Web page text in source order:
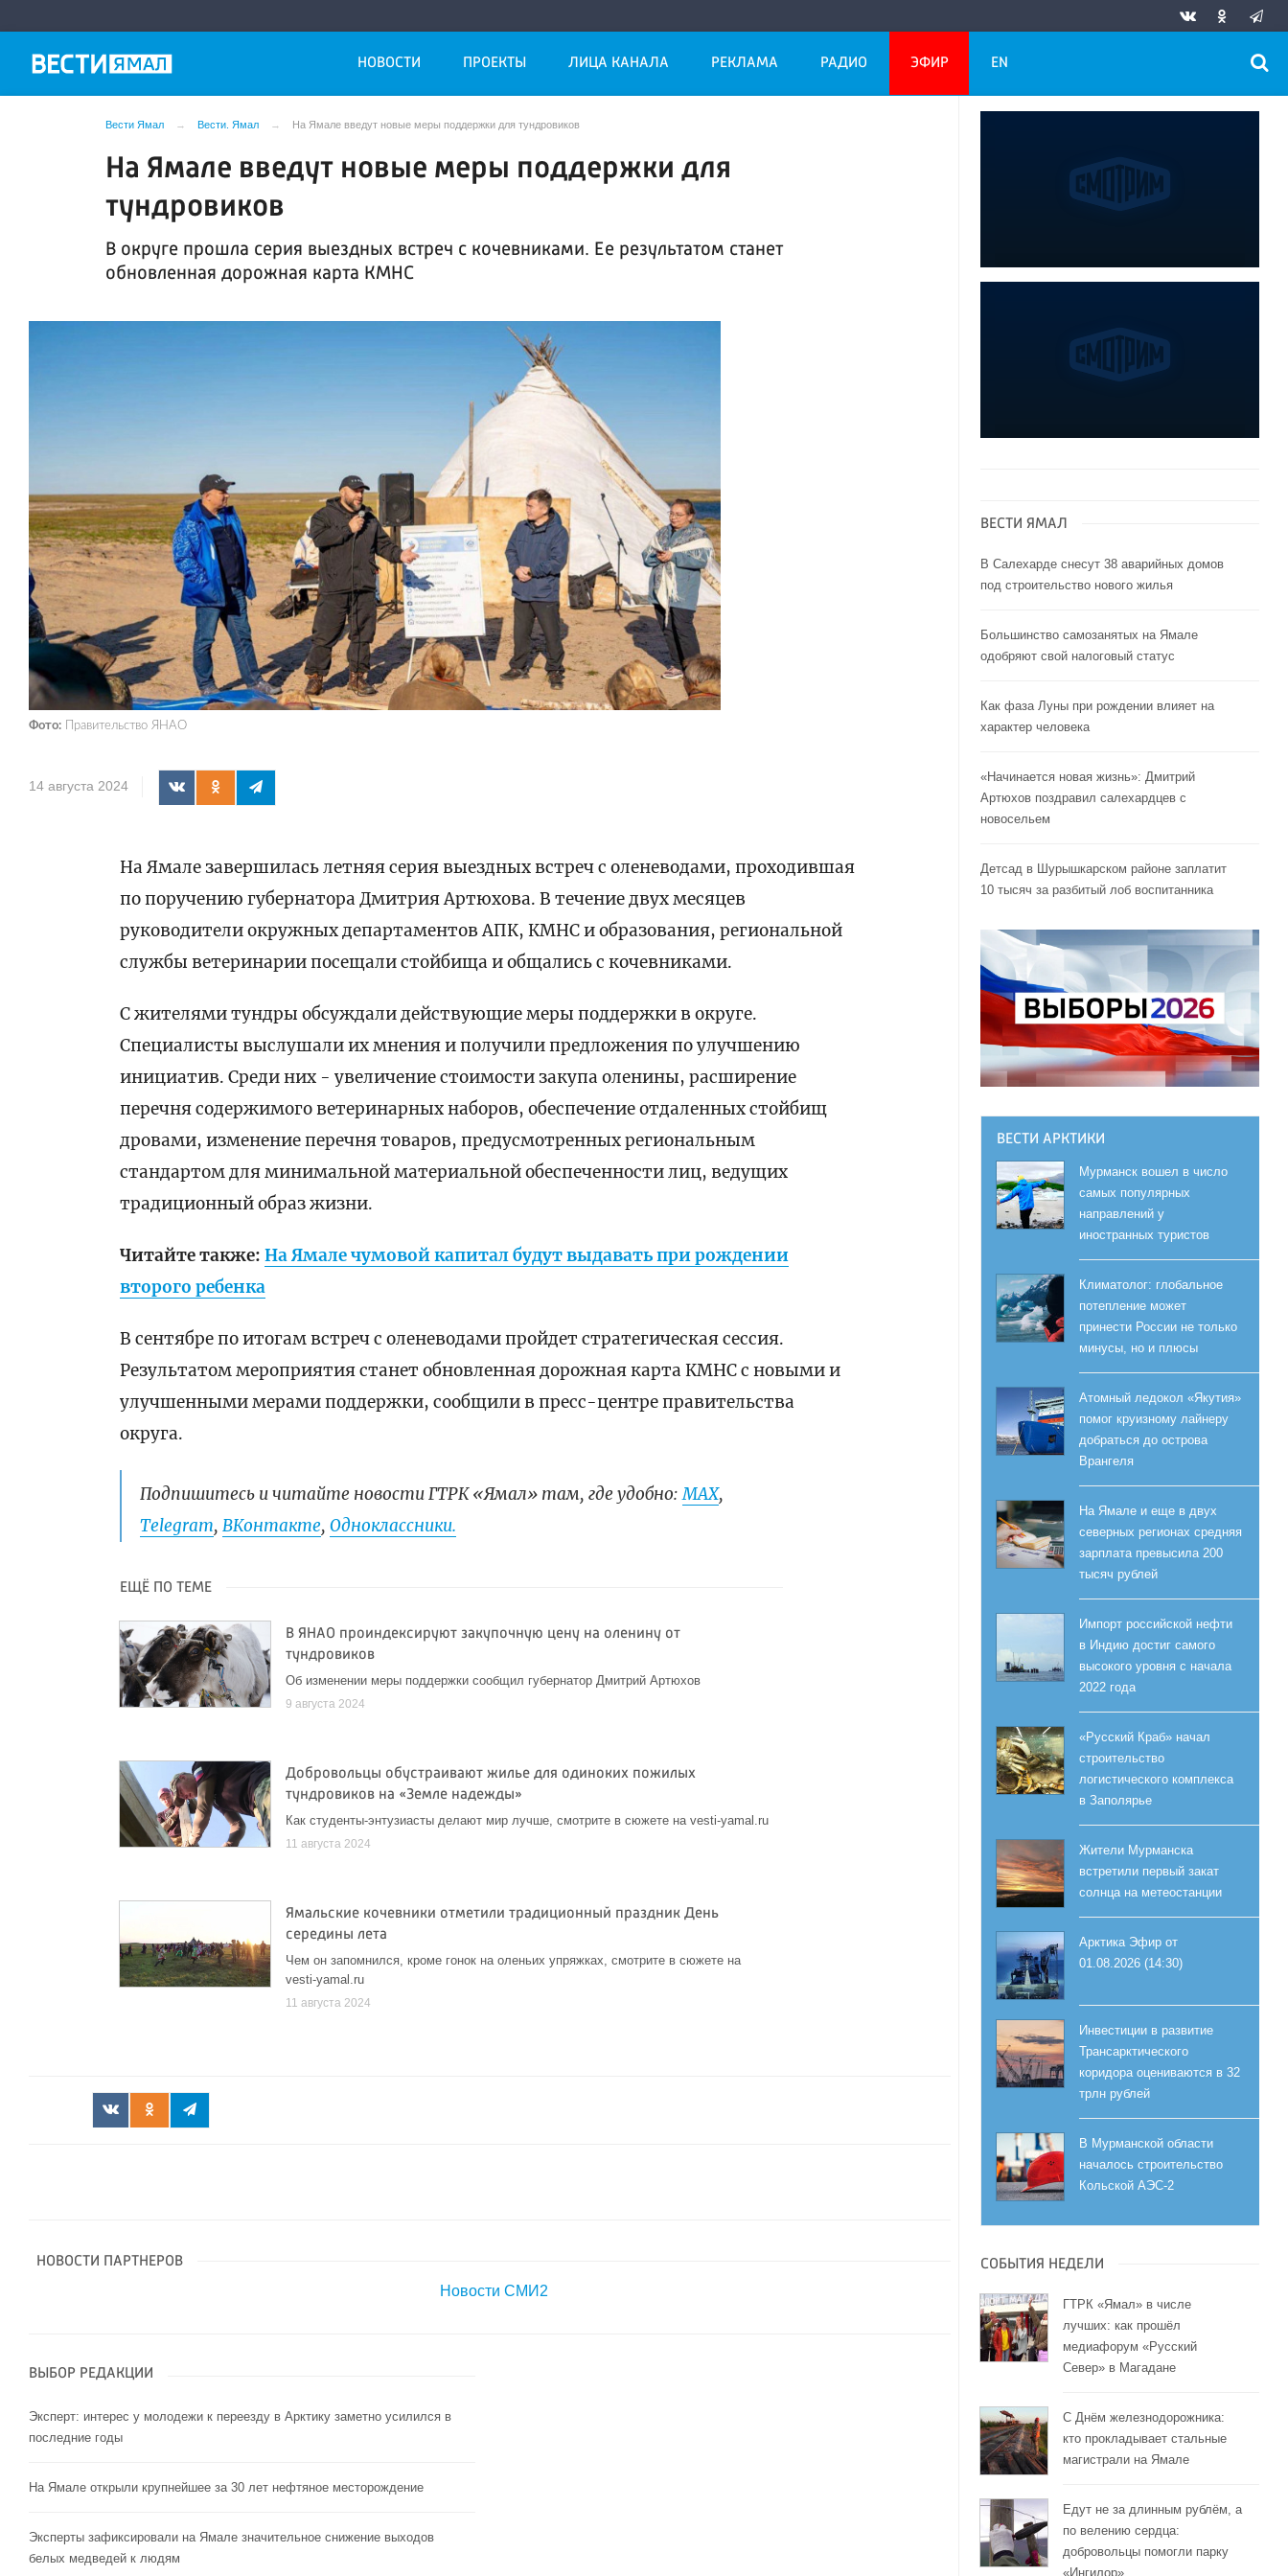
НОВОСТИ ПРОЕКТЫ ЛИЦА КАНАЛА РЕКЛАМА РАДИО ЭФИР EN
Вести Ямал Вести. Ямал На Ямале введут новые меры поддержки для тундровиков
На Ямале введут новые меры поддержки для
тундровиков
В округе прошла серия выездных встреч с кочевниками. Ее результатом станет
обновленная дорожная карта КМНС
Фото: Правительство ЯНАО
14 августа 2024
На Ямале завершилась летняя серия выездных встреч с оленеводами, проходившая
по поручению губернатора Дмитрия Артюхова. В течение двух месяцев
руководители окружных департаментов АПК, КМНС и образования, региональной
службы ветеринарии посещали стойбища и общались с кочевниками.
С жителями тундры обсуждали действующие меры поддержки в округе.
Специалисты выслушали их мнения и получили предложения по улучшению
инициатив. Среди них - увеличение стоимости закупа оленины, расширение
перечня содержимого ветеринарных наборов, обеспечение отдаленных стойбищ
дровами, изменение перечня товаров, предусмотренных региональным
стандартом для минимальной материальной обеспеченности лиц, ведущих
традиционный образ жизни.
Читайте также:На Ямале чумовой капитал будут выдавать при рождении
второго ребенка
В сентябре по итогам встреч с оленеводами пройдет стратегическая сессия.
Результатом мероприятия станет обновленная дорожная карта КМНС с новыми и
улучшенными мерами поддержки, сообщили в пресс-центре правительства
округа.
Подпишитесь и читайте новости ГТРК «Ямал» там, где удобно:МАХ,
Telegram,ВКонтакте,Одноклассники.
ЕЩЁ ПО ТЕМЕ
В ЯНАО проиндексируют закупочную цену на оленину от
тундровиков
Об изменении меры поддержки сообщил губернатор Дмитрий Артюхов
9 августа 2024
Добровольцы обустраивают жилье для одиноких пожилых
тундровиков на «Земле надежды»
Как студенты-энтузиасты делают мир лучше, смотрите в сюжете на vesti-yamal.ru
11 августа 2024
Ямальские кочевники отметили традиционный праздник День
середины лета
Чем он запомнился, кроме гонок на оленьих упряжках, смотрите в сюжете на
vesti-yamal.ru
11 августа 2024
НОВОСТИ ПАРТНЕРОВ
Новости СМИ2
ВЫБОР РЕДАКЦИИ
Эксперт: интерес у молодежи к переезду в Арктику заметно усилился в
последние годы
На Ямале открыли крупнейшее за 30 лет нефтяное месторождение
Эксперты зафиксировали на Ямале значительное снижение выходов
белых медведей к людям
ВЕСТИ ЯМАЛ
В Салехарде снесут 38 аварийных домов
под строительство нового жилья
Большинство самозанятых на Ямале
одобряют свой налоговый статус
Как фаза Луны при рождении влияет на
характер человека
«Начинается новая жизнь»: Дмитрий
Артюхов поздравил салехардцев с
новосельем
Детсад в Шурышкарском районе заплатит
10 тысяч за разбитый лоб воспитанника
ВЕСТИ АРКТИКИ
Мурманск вошел в число
самых популярных
направлений у
иностранных туристов
Климатолог: глобальное
потепление может
принести России не только
минусы, но и плюсы
Атомный ледокол «Якутия»
помог круизному лайнеру
добраться до острова
Врангеля
На Ямале и еще в двух
северных регионах средняя
зарплата превысила 200
тысяч рублей
Импорт российской нефти
в Индию достиг самого
высокого уровня с начала
2022 года
«Русский Краб» начал
строительство
логистического комплекса
в Заполярье
Жители Мурманска
встретили первый закат
солнца на метеостанции
Арктика Эфир от
01.08.2026 (14:30)
Инвестиции в развитие
Трансарктического
коридора оцениваются в 32
трлн рублей
В Мурманской области
началось строительство
Кольской АЭС-2
СОБЫТИЯ НЕДЕЛИ
ГТРК «Ямал» в числе
лучших: как прошёл
медиафорум «Русский
Север» в Магадане
С Днём железнодорожника:
кто прокладывает стальные
магистрали на Ямале
Едут не за длинным рублём, а
по велению сердца:
добровольцы помогли парку
«Ингилор»